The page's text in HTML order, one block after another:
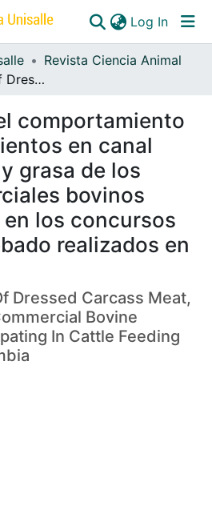
Log In
Revista Ciencia Animal
Yield Evaluation Of Dressed Carcass Meat, Fat And Bone In Commercial Bovine Crossings Part icipating In Cattle Feeding Contests In Colombia
comportamiento
en canal
grasa de los
bovinos
los concursos
realizados en
Dressed Carcass Meat,
Bovine
In Cattle Feeding